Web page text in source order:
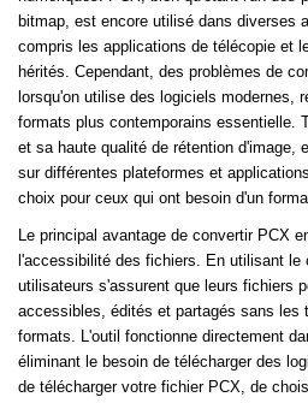
bitmap, est encore utilisé dans diverses
compris les applications de télécopie et
hérités. Cependant, des problèmes de
lorsqu'on utilise des logiciels modernes,
formats plus contemporains essentielle.
et sa haute qualité de rétention d'image,
sur différentes plateformes et
choix pour ceux qui ont besoin d'un
Le principal avantage de convertir PCX
l'accessibilité des fichiers. En utilisant
utilisateurs s'assurent que leurs fichiers
accessibles, édités et partagés sans les
formats. L'outil fonctionne directement
éliminant le besoin de télécharger des
de télécharger votre fichier PCX, de